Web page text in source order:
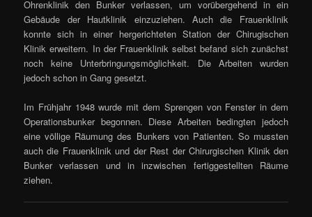
Ohrenklinik den Bunker verlassen, um vorübergehend in ein
Gebäude der Hautklinik einzuziehen. Auch die Frauenklinik
konnte sich in einer hergerichteten Station der Chirugischen
Klinik erweitern. In der Frauenklinik selbst befand sich zunächst
noch keine Unterbringungsmöglichkeit. Die Arbeiten wurden
jedoch schon in Gang gesetzt.
Im Frühjahr 1948 wurde mit dem Sprengen von Fenster in dem
Operationsbunker begonnen. Diese Arbeiten bedingten jedoch
eine völlige Räumung des Bunkers von Patienten. So mussten
auch die Frauenklinik und der Rest der Chirurgischen Klinik den
Bunker verlassen und in inzwischen fertiggestellten Räume
ziehen.